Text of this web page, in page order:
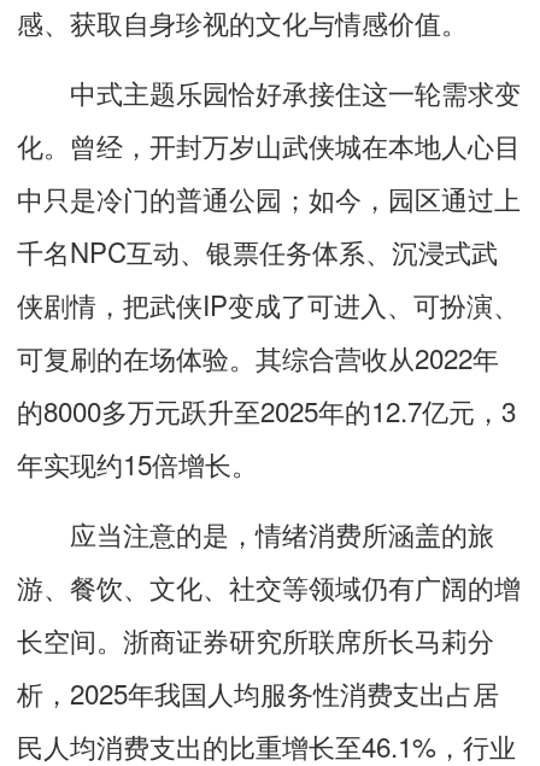
感、获取自身珍视的文化与情感价值。
中式主题乐园恰好承接住这一轮需求变
化。曾经，开封万岁山武侠城在本地人心目
中只是冷门的普通公园；如今，园区通过上
千名NPC互动、银票任务体系、沉浸式武
侠剧情，把武侠IP变成了可进入、可扮演、
可复刷的在场体验。其综合营收从2022年
的8000多万元跃升至2025年的12.7亿元，3
年实现约15倍增长。
应当注意的是，情绪消费所涵盖的旅
游、餐饮、文化、社交等领域仍有广阔的增
长空间。浙商证券研究所联席所长马莉分
析，2025年我国人均服务性消费支出占居
民人均消费支出的比重增长至46.1%，行业